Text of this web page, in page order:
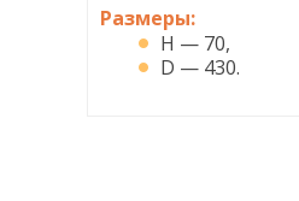
Размеры:
H — 70,
D — 430.